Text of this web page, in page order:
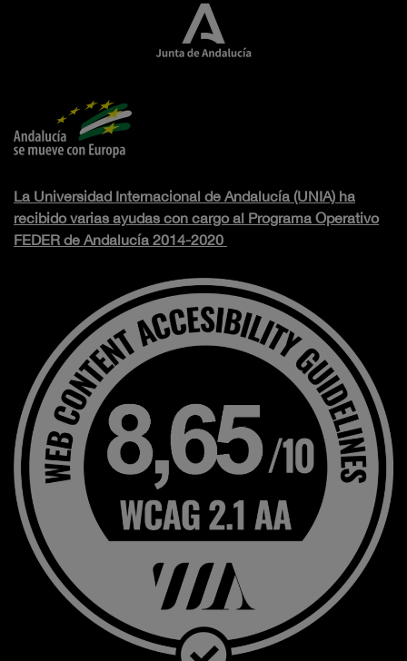
La Universidad Internacional de Andalucía (UNIA) ha
recibido varias ayudas con cargo al Programa Operativo
FEDER de Andalucía 2014-2020